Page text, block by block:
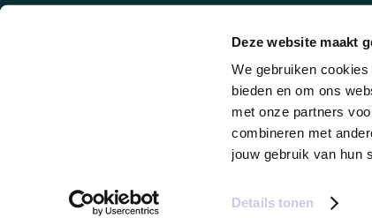
Deze website maakt
We gebruiken
bieden en om ons
met onze partners
combineren met
jouw gebruik van hun
Details tonen